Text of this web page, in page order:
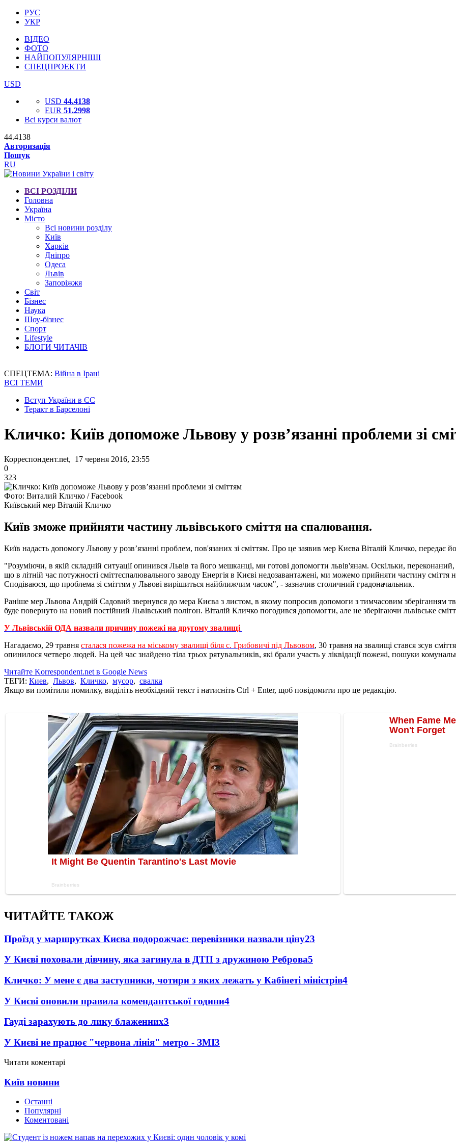
РУС
УКР
ВІДЕО
ФОТО
НАЙПОПУЛЯРНІШІ
СПЕЦПРОЕКТИ
USD
USD 44.4138
EUR 51.2998
Всі курси валют
44.4138
Авторизація
Пошук
RU
ВСІ РОЗДІЛИ
Головна
Україна
Місто
Всі новини розділу
Київ
Харків
Дніпро
Одеса
Львів
Запоріжжя
Світ
Бізнес
Наука
Шоу-бізнес
Спорт
Lifestyle
БЛОГИ ЧИТАЧІВ
СПЕЦТЕМА: Війна в Ірані
ВСІ ТЕМИ
Вступ України в ЄС
Теракт в Барселоні
Кличко: Київ допоможе Львову у розв’язанні проблеми зі
Корреспондент.net, 17 червня 2016, 23:55
0
323
Фото: Виталий Кличко / Facebook
Київський мер Віталій Кличко
Київ зможе прийняти частину львівського сміття на спалювання.
Київ надасть допомогу Львову у розв’язанні проблем, пов'язаних зі сміттям. Про це заявив мер Києва Віталій Кличко, передає
"Розуміючи, в якій складній ситуації опинився Львів та його мешканці, ми готові допомогти львів'янам. Оскільки,
що в літній час потужності сміттєспалювального заводу Енергія в Києві недозавантажені, ми можемо прийняти частину сміття
Сподіваюся, що проблема зі сміттям у Львові вирішиться найближчим часом", - зазначив столичний градоначальник.
Раніше мер Львова Андрій Садовий звернувся до мера Києва з листом, в якому попросив допомоги з тимчасовим зберіганням
буде повернуто на новий постійний Львівський полігон. Віталій Кличко погодився допомогти, але не зберігаючи львівське
У Львівській ОДА назвали причину пожежі на другому звалищі
Нагадаємо, 29 травня сталася пожежа на міському звалищі біля с. Грибовичі під Львовом, 30 травня на звалищі стався зсув
опинилося четверо людей. На цей час знайдено тіла трьох рятувальників, які брали участь у ліквідації пожежі, пошуки
Читайте Korrespondent.net в Google News
ТЕГИ: Киев, Львов, Кличко, мусор, свалка
Якщо ви помітили помилку, виділіть необхідний текст і натисніть Ctrl + Enter, щоб повідомити про це редакцію.
ЧИТАЙТЕ ТАКОЖ
Проїзд у маршрутках Києва подорожчає: перевізники назвали ціну23
У Києві поховали дівчину, яка загинула в ДТП з дружиною Реброва5
Кличко: У мене є два заступники, чотири з яких лежать у Кабінеті міністрів4
У Києві оновили правила комендантської години4
Гауді зарахують до лику блаженних3
У Києві не працює "червона лінія" метро - ЗМІ3
Читати коментарі
Київ новини
Останні
Популярні
Коментовані